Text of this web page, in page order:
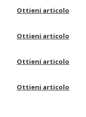
Ottieni articolo
Ottieni articolo
Ottieni articolo
Ottieni articolo